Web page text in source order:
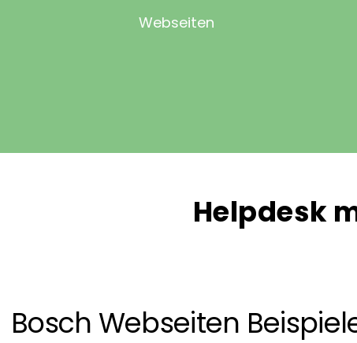
Webseiten
Helpdesk
Bosch Webseiten